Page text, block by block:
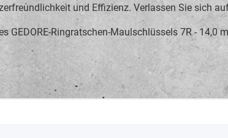
und Effizienz. Verlassen Sie sich
GEDORE-Ringratschen-Maulschlüssels 7R -